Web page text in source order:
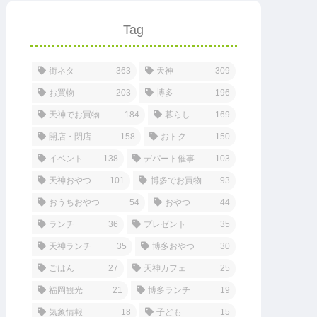
Tag
街ネタ 363 天神 309
お買物 203 博多 196
天神でお買物 184 暮らし 169
開店・閉店 158 おトク 150
イベント 138 デパート催事 103
天神おやつ 101 博多でお買物 93
おうちおやつ 54 おやつ 44
ランチ 36 プレゼント 35
天神ランチ 35 博多おやつ 30
ごはん 27 天神カフェ 25
福岡観光 21 博多ランチ 19
気象情報 18 子ども 15